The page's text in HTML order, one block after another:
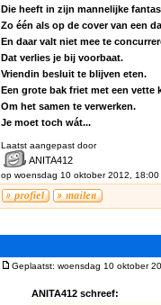
Die heeft in zijn mannelijke
Zo één als op de cover van een
En daar valt niet mee te
Dat verlies je bij voorbaat.
Vriendin besluit te blijven eten.
Een grote bak friet met een vette
Om het samen te verwerken.
Je moet toch wát...
Laatst aangepast door
ANITA412
op woensdag 10 oktober 2012, 18:00
Geplaatst: woensdag 10 oktober
ANITA412 schreef: